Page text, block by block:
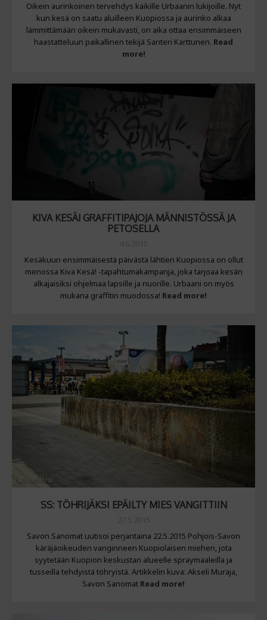
Oikein aurinkoinen tervehdys kaikille Urbaanin lukijoille. Nyt
kun kesä on saatu aluilleen Kuopiossa ja aurinko alkaa
lämmittämään oikein mukavasti, on aika ottaa ensimmäiseen
haastatteluun paikallinen tekijä Santeri Karttunen. Read
more!
KIVA KESÄ! GRAFFITIPAJOJA MÄNNISTÖSSÄ JA
PETOSELLA
Kesäkuun ensimmäisestä päivästä lähtien Kuopiossa on ollut
menossa Kiva Kesä! -tapahtumakampanja, joka tarjoaa kesän
alkajaisiksi ohjelmaa lapsille ja nuorille. Urbaani on myös
mukana graffitin muodossa! Read more!
SS: TÖHRIJÄKSI EPÄILTY MIES VANGITTIIN
Savon Sanomat uutisoi perjantaina 22.5.2015 Pohjois-Savon
käräjäoikeuden vanginneen Kuopiolaisen miehen, jota
syytetään Kuopion keskustan alueelle spraymaaleilla ja
tusseilla tehdyistä töhryistä. Artikkelin kuva: Akseli Muraja,
Savon Sanomat Read more!